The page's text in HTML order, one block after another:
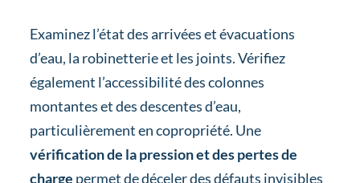
Examinez l’état des arrivées et évacuations
d’eau, la robinetterie et les joints. Vérifiez
également l’accessibilité des colonnes
montantes et des descentes d’eau,
particulièrement en copropriété. Une
vérification de la pression et des pertes de
charge permet de déceler des défauts invisibles